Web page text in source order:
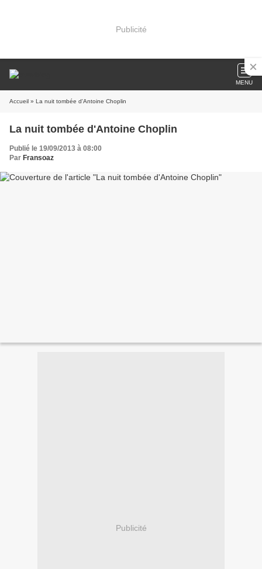
Publicité
MENU
Accueil » La nuit tombée d'Antoine Choplin
La nuit tombée d'Antoine Choplin
Publié le 19/09/2013 à 08:00
Par Fransoaz
Publicité